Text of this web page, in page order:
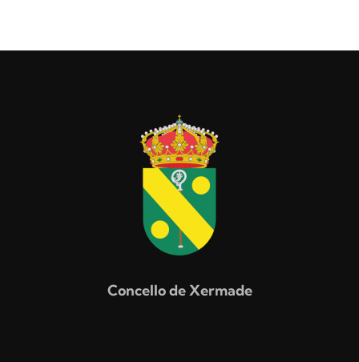
Concello de Xermade